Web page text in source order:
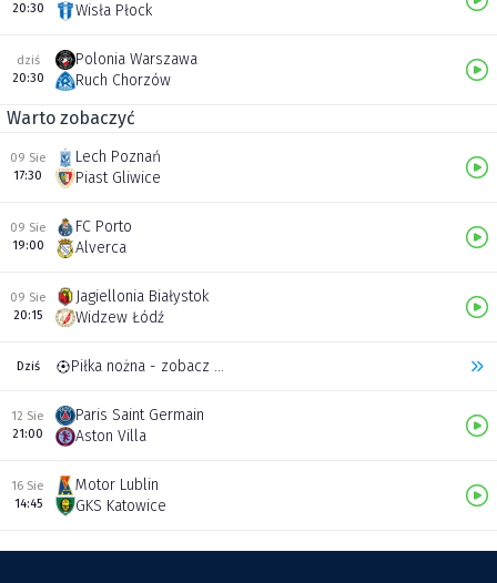
20:30
Wisła Płock
dziś
20:30
Polonia Warszawa
Ruch Chorzów
Warto zobaczyć
09 Sie
17:30
Lech Poznań
Piast Gliwice
09 Sie
19:00
FC Porto
Alverca
09 Sie
20:15
Jagiellonia Białystok
Widzew Łódź
Dziś Piłka nożna - zobacz inne transmisje
12 Sie
21:00
Paris Saint Germain
Aston Villa
16 Sie
14:45
Motor Lublin
GKS Katowice